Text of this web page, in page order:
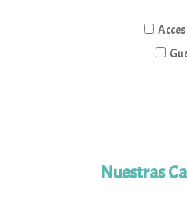
Nuestras